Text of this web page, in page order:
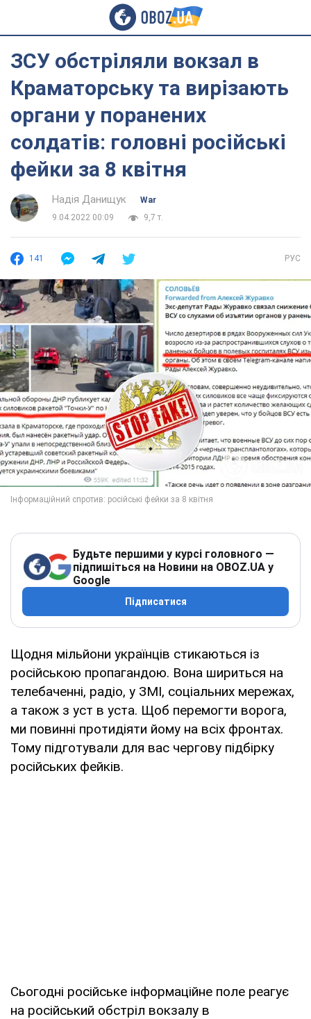
ЗСУ обстріляли вокзал в
Краматорську та вирізають
органи у поранених
солдатів: головні російські
фейки за 8 квітня
Надія Данищук
War
9.04.2022 00:09
9,7 т.
141 РУС
Будьте першими у курсі головного —
підпишіться на Новини на OBOZ.UA у
Google
Підписатися
Щодня мільйони українців стикаються із
російською пропагандою. Вона шириться на
телебаченні, радіо, у ЗМІ, соціальних мережах,
а також з уст в уста. Щоб перемогти ворога,
ми повинні протидіяти йому на всіх фронтах.
Тому підготували для вас чергову підбірку
російських фейків.
Сьогодні російське інформаційне поле реагує
на російський обстріл вокзалу в